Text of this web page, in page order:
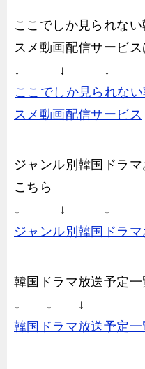
ここでしか見られな
スメ動画配信サービス
↓ ↓ ↓
ここでしか見られな
スメ動画配信サービス
ジャンル別韓国ドラ
こちら
↓ ↓ ↓
ジャンル別韓国ドラ
韓国ドラマ放送予定一
↓ ↓ ↓
韓国ドラマ放送予定一